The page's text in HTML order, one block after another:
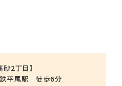
2丁目】
平尾駅 徒歩6分